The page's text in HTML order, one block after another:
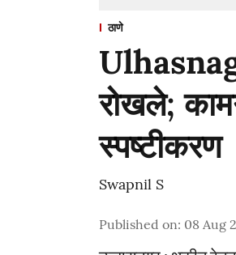
ठाणे
रोखले;
स्पष्टीकरण
Swapnil S
Published on: 08 Aug